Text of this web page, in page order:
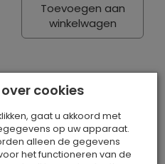
Toevoegen aan
winkelwagen
cookies
gaat u akkoord met
op uw apparaat.
alleen de gegevens
het functioneren van de